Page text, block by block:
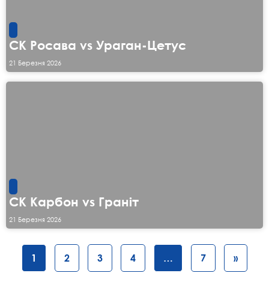
СК Росава vs Ураган-Цетус
21 Березня 2026
СК Карбон vs Граніт
21 Березня 2026
1 2 3 4 … 7 »